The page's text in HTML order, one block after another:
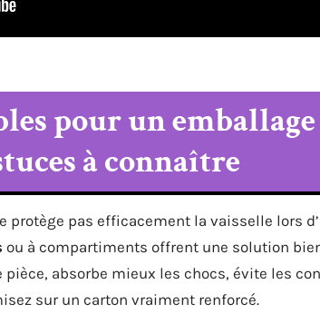
pour un emballage
à connaître
protège pas efficacement la vaisselle lors
ou à compartiments offrent une solution
absorbe mieux les chocs, évite les
sur un carton vraiment renforcé.